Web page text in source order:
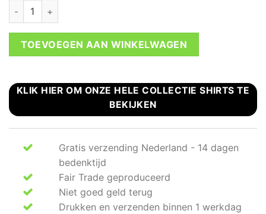
Peace sign hand t-shirt vrouw aantal
TOEVOEGEN AAN WINKELWAGEN
KLIK HIER OM ONZE HELE COLLECTIE SHIRTS TE
BEKIJKEN
Gratis verzending Nederland - 14 dagen
bedenktijd
Fair Trade geproduceerd
Niet goed geld terug
Drukken en verzenden binnen 1 werkdag